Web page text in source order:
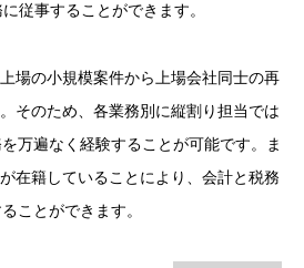
従事することができます。
場の小規模案件から上場会社同士の再
そのため、各業務別に縦割り担当では
万遍なく経験することが可能です。ま
在籍していることにより、会計と税務
ことができます。